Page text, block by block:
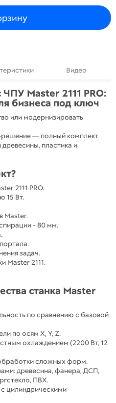
Видео
Master 2111 PRO:
бизнеса под ключ
или модернизировать
— полный комплект
пластика и
2111 PRO.
15 Вт.
Master.
- 80 мм.
задач.
Master 2111.
станка Master
по сравнению с базовой
по осям X, Y, Z.
охлаждением (2200 Вт, 12
сложных форм.
древесина, фанера, ДСП,
ПВХ.
с цилиндрическими